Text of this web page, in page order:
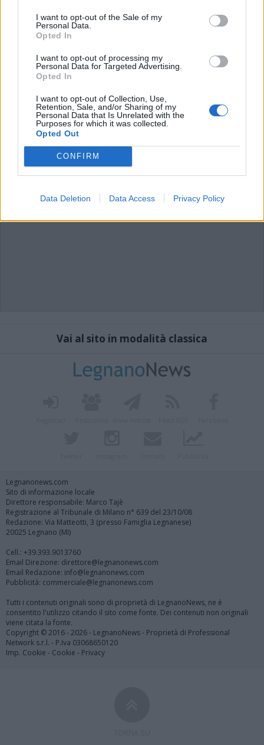
I want to opt-out of the Sale of my
Personal Data.
Opted In
I want to opt-out of processing my
Personal Data for Targeted Advertising.
Opted In
I want to opt-out of Collection, Use,
Retention, Sale, and/or Sharing of my
Personal Data that Is Unrelated with the
Purposes for which it was collected.
Opted Out
CONFIRM
Data Deletion Data Access Privacy Policy
Commenti
Accedi
articolo.
L'email è richiesta ma non verrà mostrata ai visitatori. Il contenuto di questo
commento esprime il pensiero dell'autore e non rappresenta la linea editoriale
possono essere automaticamente pubblicati senza filtro preventivo. I commenti
che includano uno o più link a siti esterni verranno rimossi in automatico dal
Vai al sito in modalità classica
Legnanonews.com
Sito di informazione locale
Direttore responsabile: Marco Tajè
Registrazione al Tribunale di Milano n° 639 del 23/10/08
Redazione: Via Matteotti, 3 (presso Famiglia Legnanese)
20025 Legnano (MI)
Cell.: +39.393.9013760
Email Direzione: direttore@legnanonews.com
Email Redazione: info@legnanonews.com
Pubblicità: commerciale@legnanonews.com
Tutti i contenuti originali sono di proprietà di LegnanoNews, ne è
consentito l'utilizzo citando il sito come fonte. Dei contenuti non originali
viene citata la fonte.
Copyright © 2016 - 2026 - LegnanoNews - Proprietà di Professional
Network s.r.l. - P.Iva 03068650120
Imp. Cookie - Cookie - Privacy